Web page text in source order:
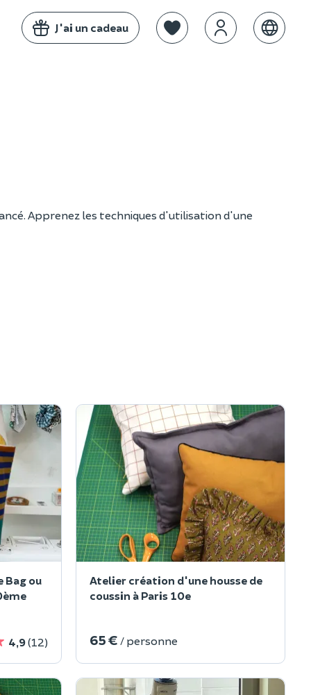
J'ai un cadeau
Apprenez les techniques d'utilisation d'une
ou
4,9(12)
Atelier création d'une housse de
coussin à Paris 10e
65 € / personne